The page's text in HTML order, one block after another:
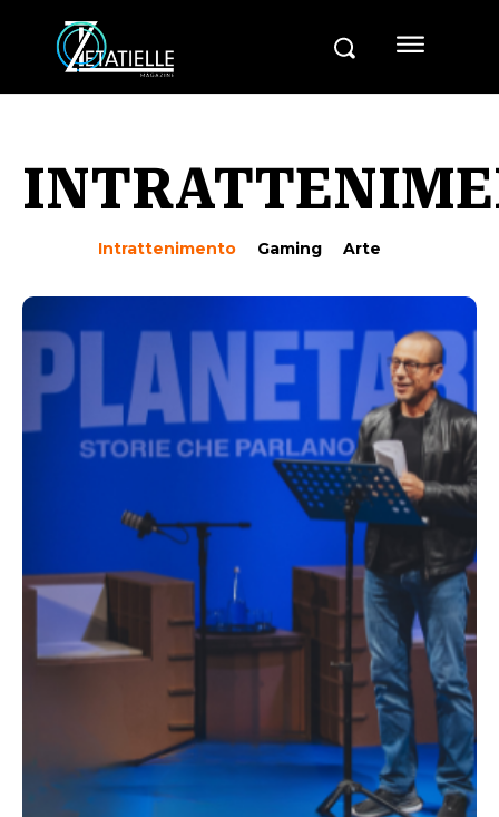
Intrattenimento Gaming Arte